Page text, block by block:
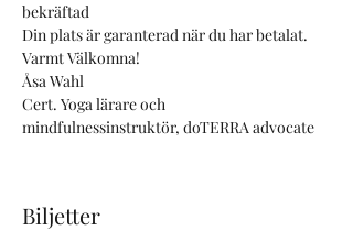
bekräftad
Din plats är garanterad när du har betalat.
Varmt Välkomna!
Åsa Wahl
Cert. Yoga lärare och
mindfulnessinstruktör, doTERRA advocate
Biljetter